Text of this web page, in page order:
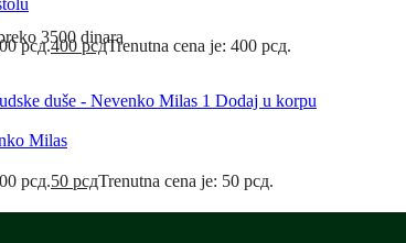
3500 dinara
рсд.400рсдTrenutna cena je: 400 рсд.
Dodaj u korpu
Milas
рсд.50 рсдTrenutna cena je: 50 рсд.